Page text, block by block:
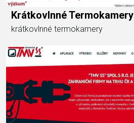
Krátkovlnné Termokamery
krátkovlnné termokamery